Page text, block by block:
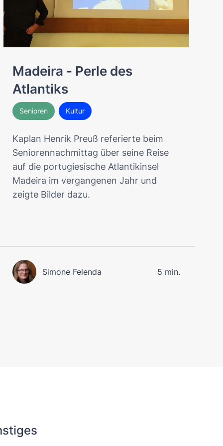
Madeira - Perle des
Atlantiks
Senioren Kultur
Kaplan Henrik Preuß referierte beim
Seniorennachmittag über seine Reise
auf die portugiesische Atlantikinsel
Madeira im vergangenen Jahr und
zeigte Bilder dazu.
Simone Felenda 5 min.